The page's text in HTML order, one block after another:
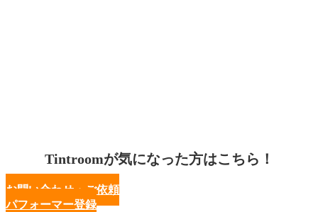
Tintroomが気になった方はこちら！
お問い合わせ・ご依頼
パフォーマー登録